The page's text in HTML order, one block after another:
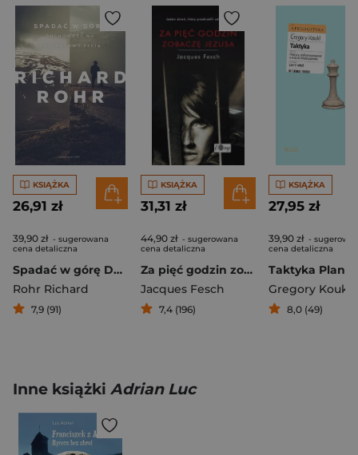
KSIĄŻKA
26,91 zł
39,90 zł - sugerowana
cena detaliczna
Spadać w górę Duchowość na obie połowy życia
Rohr Richard
7,9 (91)
KSIĄŻKA
31,31 zł
44,90 zł - sugerowana
cena detaliczna
Za pięć godzin zobaczę Jezusa
Jacques Fesch
7,4 (196)
KSIĄŻKA
27,95 zł
39,90 zł -
cena detaliczna
Gregory Koukl
8,0 (49)
Inne książki Adrian Luc